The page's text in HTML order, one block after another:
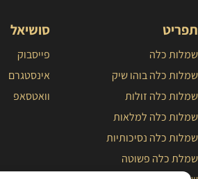
תפריט
שמלות כלה
שמלות כלה בוהו שיק
שמלות כלה זולות
שמלות כלה למלאות
שמלות כלה נסיכותיות
שמלת כלה פשוטה
סושיאל
פייסבוק
אינסטגרם
וואטסאפ